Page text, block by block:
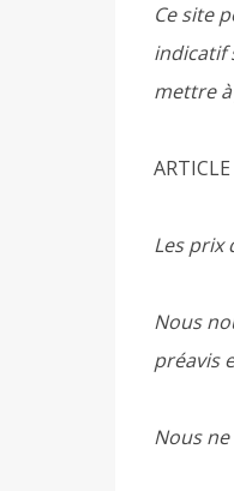
Ce site
indicatif
mettre
Les prix
Nous
préavis
Nous